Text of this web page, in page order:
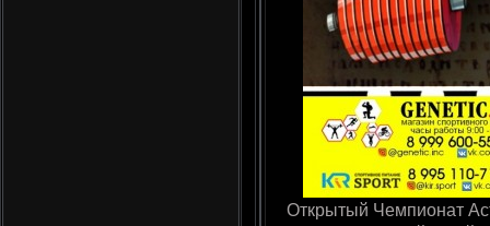
Открытый Чемпионат